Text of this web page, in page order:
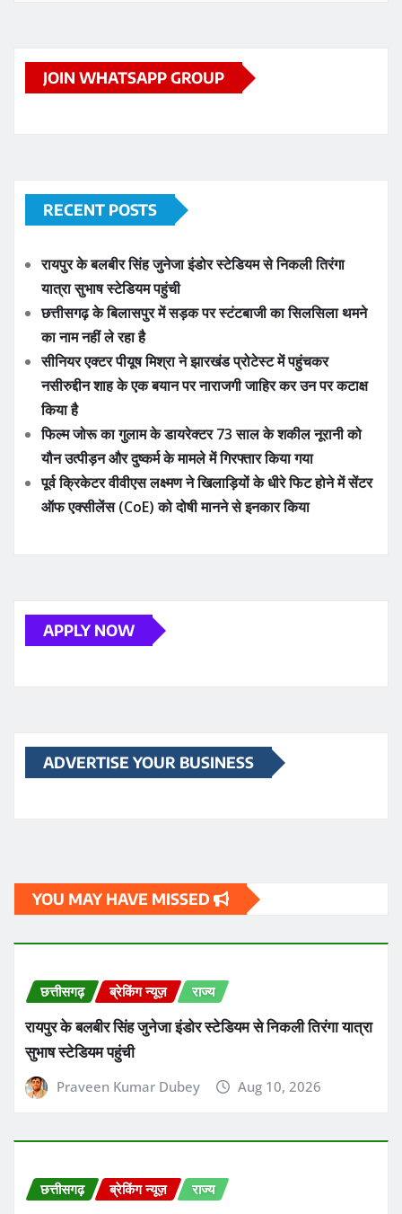
JOIN WHATSAPP GROUP
RECENT POSTS
रायपुर के बलबीर सिंह जुनेजा इंडोर स्टेडियम से निकली तिरंगा
यात्रा सुभाष स्टेडियम पहुंची
छत्तीसगढ़ के बिलासपुर में सड़क पर स्टंटबाजी का सिलसिला थमने
का नाम नहीं ले रहा है
सीनियर एक्टर पीयूष मिश्रा ने झारखंड प्रोटेस्ट में पहुंचकर
नसीरुद्दीन शाह के एक बयान पर नाराजगी जाहिर कर उन पर कटाक्ष
किया है
फिल्म जोरू का गुलाम के डायरेक्टर 73 साल के शकील नूरानी को
यौन उत्पीड़न और दुष्कर्म के मामले में गिरफ्तार किया गया
पूर्व क्रिकेटर वीवीएस लक्ष्मण ने खिलाड़ियों के धीरे फिट होने में सेंटर
ऑफ एक्सीलेंस (CoE) को दोषी मानने से इनकार किया
APPLY NOW
ADVERTISE YOUR BUSINESS
YOU MAY HAVE MISSED
छत्तीसगढ़ ब्रेकिंग न्यूज़ राज्य
रायपुर के बलबीर सिंह जुनेजा इंडोर स्टेडियम से निकली तिरंगा यात्रा
सुभाष स्टेडियम पहुंची
Praveen Kumar Dubey Aug 10, 2026
छत्तीसगढ़ ब्रेकिंग न्यूज़ राज्य